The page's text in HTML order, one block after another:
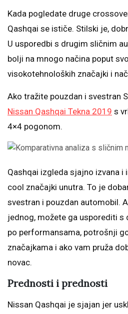
Kada pogledate druge
Qashqai se ističe. Stilski je,
U usporedbi s drugim sličnim
bolji na mnogo načina poput
visokotehnoloških značajki i
Ako tražite pouzdan i svestran
Nissan Qashqai Tekna 2019 s
4×4 pogonom.
Qashqai izgleda sjajno izvana i
cool značajki unutra. To je
svestran i pouzdan automobil.
jednog, možete ga usporediti
po performansama, potrošnji
značajkama i ako vam pruža
novac.
Prednosti i prednosti
Nissan Qashqai je sjajan jer